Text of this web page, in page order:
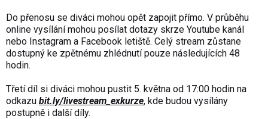
Do přenosu se diváci mohou opět zapojit přímo. V průběhu
online vysílání mohou posílat dotazy skrze Youtube kanál
nebo Instagram a Facebook letiště. Celý stream zůstane
dostupný ke zpětnému zhlédnutí pouze následujících 48
hodin.
Třetí díl si diváci mohou pustit 5. května od 17:00 hodin na
odkazu bit.ly/livestream_exkurze, kde budou vysílány
postupně i další díly.